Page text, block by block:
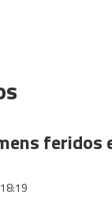
feridos
18:19